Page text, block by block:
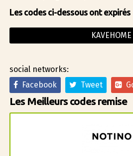
Les codes ci-dessous ont expirés
KAVEHOME
social networks:
Facebook
Tweet
Les Meilleurs codes remise